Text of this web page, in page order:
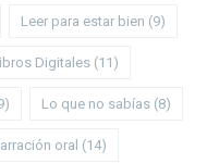
Leer para estar bien (9)
Digitales (11)
Lo que no sabías (8)
oral (14)